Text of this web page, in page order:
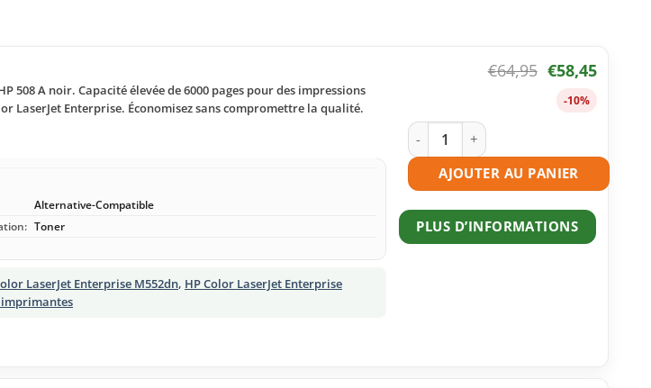
A noir. Capacité élevée de 6000 pages pour des impressions
LaserJet Enterprise. Économisez sans compromettre la qualité.
Alternative-Compatible
Toner
LaserJet Enterprise M552dn, HP Color LaserJet Enterprise
€64,95 €58,45
-10%
quantité de Toner compatible HP 508A
AJOUTER AU PANIER
PLUS D’INFORMATIONS